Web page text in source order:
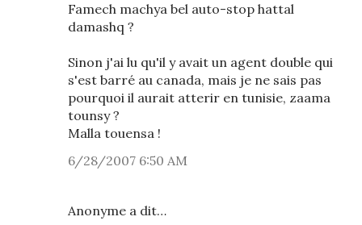
Famech machya bel auto-stop hattal
damashq ?
Sinon j'ai lu qu'il y avait un agent double qui
s'est barré au canada, mais je ne sais pas
pourquoi il aurait atterir en tunisie, zaama
tounsy ?
Malla touensa !
6/28/2007 6:50 AM
Anonyme a dit…